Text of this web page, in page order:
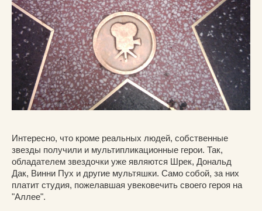
Интересно, что кроме реальных людей, собственные
звезды получили и мультипликационные герои. Так,
обладателем звездочки уже являются Шрек, Дональд
Дак, Винни Пух и другие мультяшки. Само собой, за них
платит студия, пожелавшая увековечить своего героя на
"Аллее".